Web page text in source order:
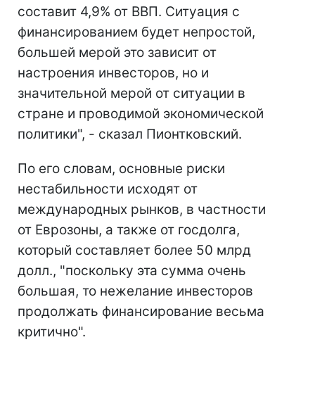
составит 4,9% от ВВП. Ситуация с
финансированием будет непростой,
большей мерой это зависит от
настроения инвесторов, но и
значительной мерой от ситуации в
стране и проводимой экономической
политики", - сказал Пионтковский.
По его словам, основные риски
нестабильности исходят от
международных рынков, в частности
от Еврозоны, а также от госдолга,
который составляет более 50 млрд
долл., "поскольку эта сумма очень
большая, то нежелание инвесторов
продолжать финансирование весьма
критично".